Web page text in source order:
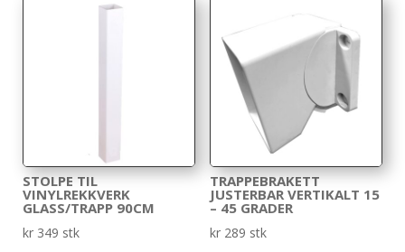
STOLPE TIL
VINYLREKKVERK
GLASS/TRAPP 90CM
kr 349 stk
TRAPPEBRAKETT
JUSTERBAR VERTIKALT 15
– 45 GRADER
kr289 stk